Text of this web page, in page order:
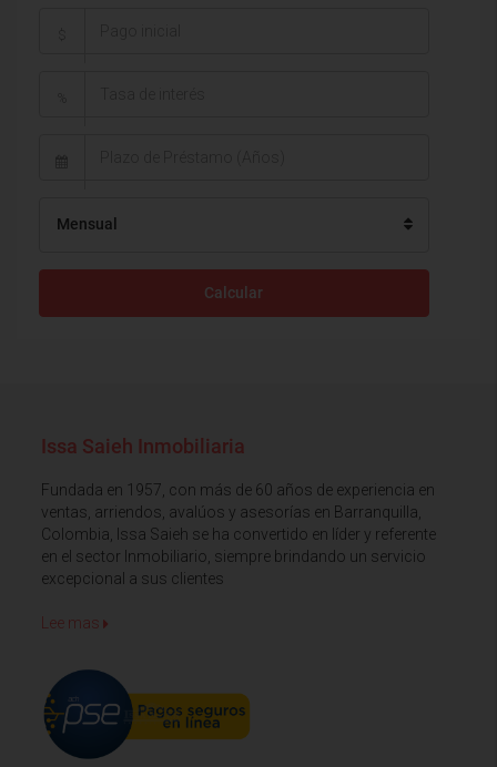
Mensual
Calcular
Issa Saieh Inmobiliaria
Fundada en 1957, con más de 60 años de experiencia en
ventas, arriendos, avalúos y asesorías en Barranquilla,
Colombia, Issa Saieh se ha convertido en líder y referente
en el sector Inmobiliario, siempre brindando un servicio
excepcional a sus clientes
Lee mas